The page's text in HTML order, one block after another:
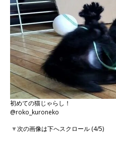
初めての猫じゃらし！
@roko_kuroneko
▼次の画像は下へスクロール (4/5)